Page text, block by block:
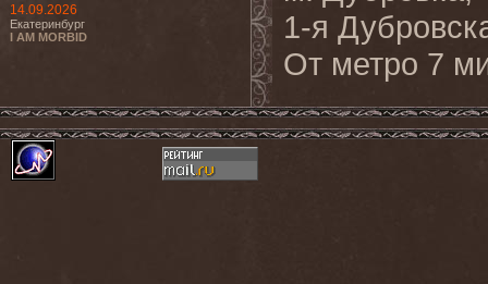
14.09.2026
Екатеринбург
I AM MORBID
1-я
От метро 7